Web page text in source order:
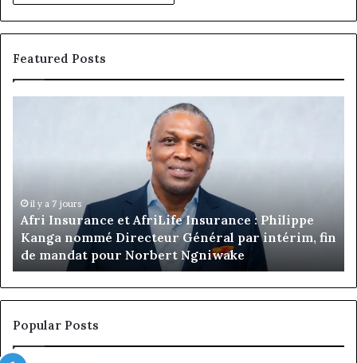
Featured Posts
de
Jumia
Maroc
il y a 17 minutes
Marcelle Monkam Siayojie prend les commandes
de Jumia Maroc
Popular Posts